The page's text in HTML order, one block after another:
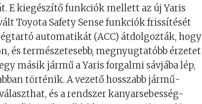
E kiegészítő funkciók mellett az új Yaris
Toyota Safety Sense funkciók frissítését
automatikát (ACC) átdolgozták, hogy
és természetesebb, megnyugtatóbb érzetet
másik jármű a Yaris forgalmi sávjába lép,
történik. A vezető hosszabb jármű-
és a rendszer kanyarsebesség-